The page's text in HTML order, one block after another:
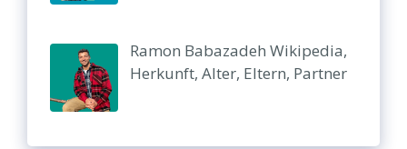
Ramon Babazadeh Wikipedia,
Herkunft, Alter, Eltern, Partner